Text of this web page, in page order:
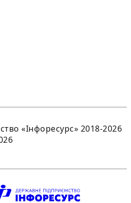
«Інфоресурс» 2018-2026